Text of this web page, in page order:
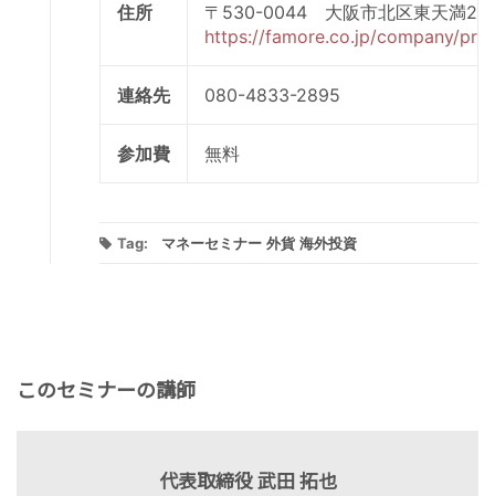
住所
〒530-0044 大阪市北区東天満2-8-
https://famore.co.jp/company/
連絡先 080-4833-2895
参加費 無料
Tag: マネーセミナー 外貨 海外投資
このセミナーの講師
代表取締役 武田 拓也